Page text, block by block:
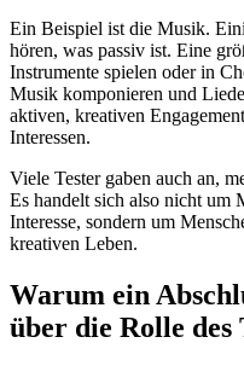
Ein Beispiel ist die Musik.
hören, was passiv ist. Eine
Instrumente spielen oder in
Musik komponieren und
aktiven, kreativen
Interessen.
Viele Tester gaben auch an,
Es handelt sich also nicht um
Interesse, sondern um
kreativen Leben.
Warum ein
über die Rolle des